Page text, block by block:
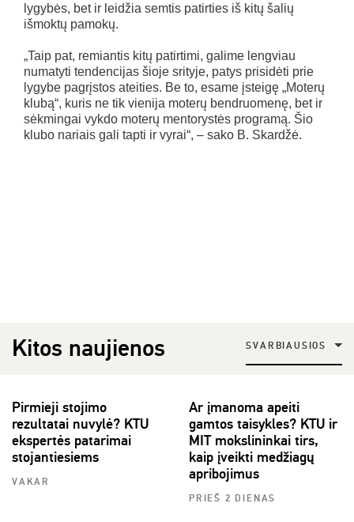
lygybės, bet ir leidžia semtis patirties iš kitų šalių
išmoktų pamokų.
„Taip pat, remiantis kitų patirtimi, galime lengviau
numatyti tendencijas šioje srityje, patys prisidėti prie
lygybe pagrįstos ateities. Be to, esame įsteigę „Moterų
klubą“, kuris ne tik vienija moterų bendruomenę, bet ir
sėkmingai vykdo moterų mentorystės programą. Šio
klubo nariais gali tapti ir vyrai“, – sako B. Skardžė.
Kitos naujienos SVARBIAUSIOS
Pirmieji stojimo
rezultatai nuvylė? KTU
ekspertės patarimai
stojantiesiems
VAKAR
Ar įmanoma apeiti
gamtos taisykles? KTU ir
MIT mokslininkai tirs,
kaip įveikti medžiagų
apribojimus
PRIEŠ 2 DIENAS